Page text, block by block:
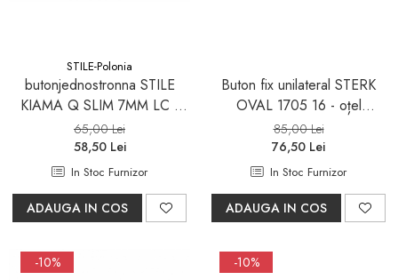
Dulapuri cu oglinda
Oglinzi baie, oglinzi
cosmetice si corpuri de
Accesorii baie
Seturi de accesorii
Savoniere
Suport periute dinti
Perii WC
STILE-Polonia
butonjednostronna STILE
KIAMA Q SLIM 7MM LC -
crom lucios -
65,00 Lei
58,50 Lei
In Stoc Furnizor
ADAUGA IN COS
Buton fix unilateral STERK
OVAL 1705 16 - oțel
inoxidabil
85,00 Lei
76,50 Lei
In Stoc Furnizor
ADAUGA IN COS
-10% -10%